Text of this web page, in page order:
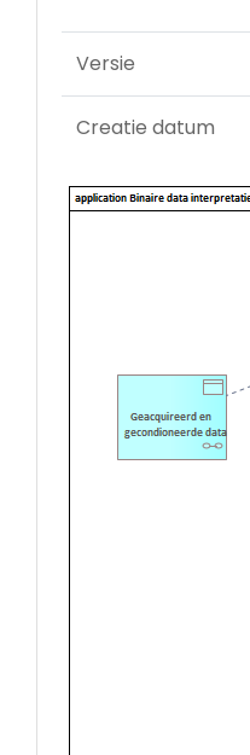
Versie
Creatie datum